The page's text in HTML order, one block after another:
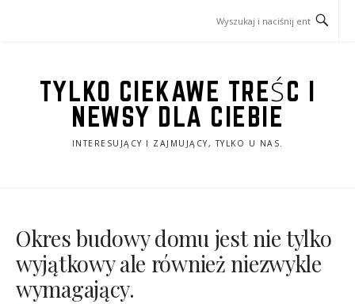
TYLKO CIEKAWE TREŚC I
NEWSY DLA CIEBIE
INTERESUJĄCY I ZAJMUJĄCY, TYLKO U NAS.
Okres budowy domu jest nie tylko
wyjątkowy ale również niezwykle
wymagający.